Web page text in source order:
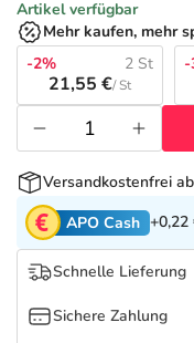
Tierapotheke
Vitamine &
Marken
Salus Deals
Artikel verfügbar
Mehr kaufen, mehr
-2%
2 St
21,55 €/ St
-
Versandkostenfrei
APO Cash +0,22
Schnelle Lieferung
Sichere Zahlung